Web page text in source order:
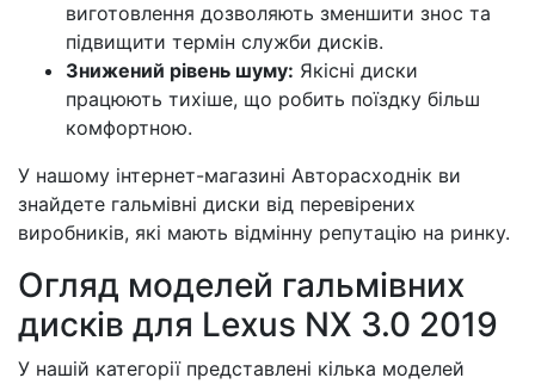
виготовлення дозволяють зменшити знос та
підвищити термін служби дисків.
Знижений рівень шуму: Якісні диски
працюють тихіше, що робить поїздку більш
комфортною.
У нашому інтернет-магазині Авторасходнік ви
знайдете гальмівні диски від перевірених
виробників, які мають відмінну репутацію на ринку.
Огляд моделей гальмівних
дисків для Lexus NX 3.0 2019
У нашій категорії представлені кілька моделей